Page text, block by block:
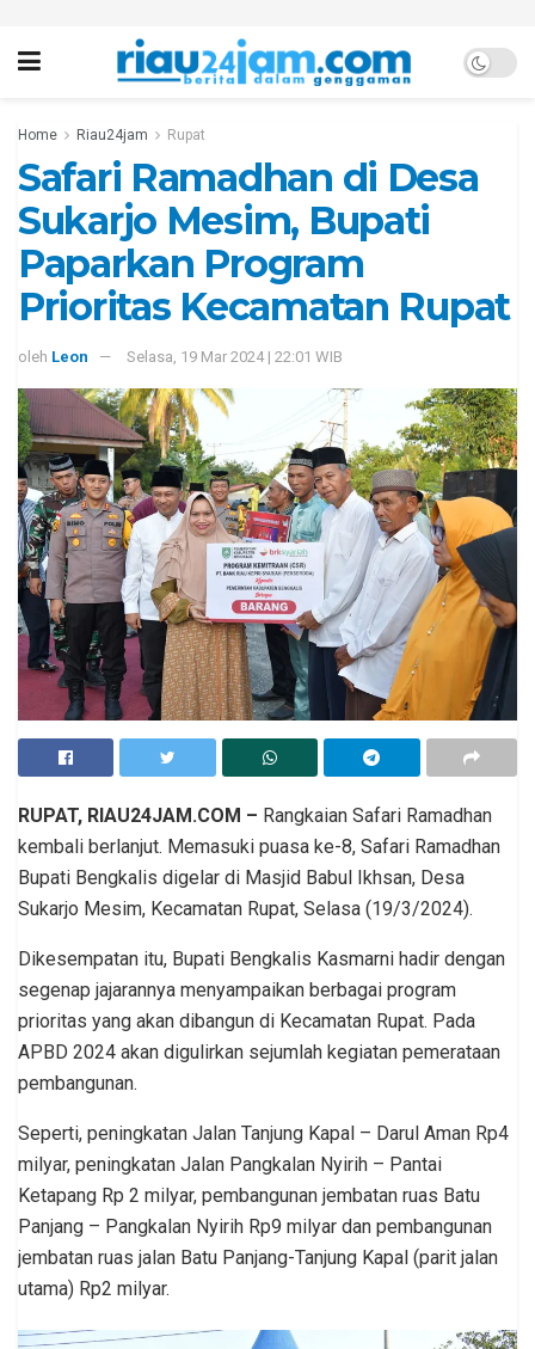
Home Riau24jam Rupat
Safari Ramadhan di Desa
Sukarjo Mesim, Bupati
Paparkan Program
Prioritas Kecamatan Rupat
oleh Leon Selasa, 19 Mar 2024 | 22:01 WIB
RUPAT, RIAU24JAM.COM – Rangkaian Safari Ramadhan
kembali berlanjut. Memasuki puasa ke-8, Safari Ramadhan
Bupati Bengkalis digelar di Masjid Babul Ikhsan, Desa
Sukarjo Mesim, Kecamatan Rupat, Selasa (19/3/2024).
Dikesempatan itu, Bupati Bengkalis Kasmarni hadir dengan
segenap jajarannya menyampaikan berbagai program
prioritas yang akan dibangun di Kecamatan Rupat. Pada
APBD 2024 akan digulirkan sejumlah kegiatan pemerataan
pembangunan.
Seperti, peningkatan Jalan Tanjung Kapal – Darul Aman Rp4
milyar, peningkatan Jalan Pangkalan Nyirih – Pantai
Ketapang Rp 2 milyar, pembangunan jembatan ruas Batu
Panjang – Pangkalan Nyirih Rp9 milyar dan pembangunan
jembatan ruas jalan Batu Panjang-Tanjung Kapal (parit jalan
utama) Rp2 milyar.